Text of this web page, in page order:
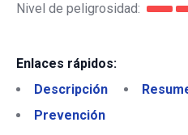
Nivel de peligrosidad:
Enlaces rápidos:
Descripción
Prevención